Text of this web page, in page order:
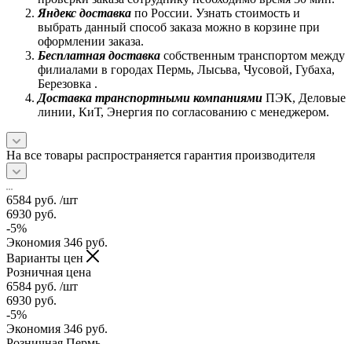
Яндекс доставка по России. Узнать стоимость и
выбрать данный способ заказа можно в корзине при
оформлении заказа.
Бесплатная доставка собственным транспортом между
филиалами в городах Пермь, Лысьва, Чусовой, Губаха,
Березовка .
Доставка транспортными компаниями ПЭК, Деловые
линии, КиТ, Энергия по согласованию с менеджером.
На все товары распространяется гарантия производителя
6584 руб. /шт
6930 руб.
-5%
Экономия 346 руб.
Варианты цен
Розничная цена
6584 руб. /шт
6930 руб.
-5%
Экономия 346 руб.